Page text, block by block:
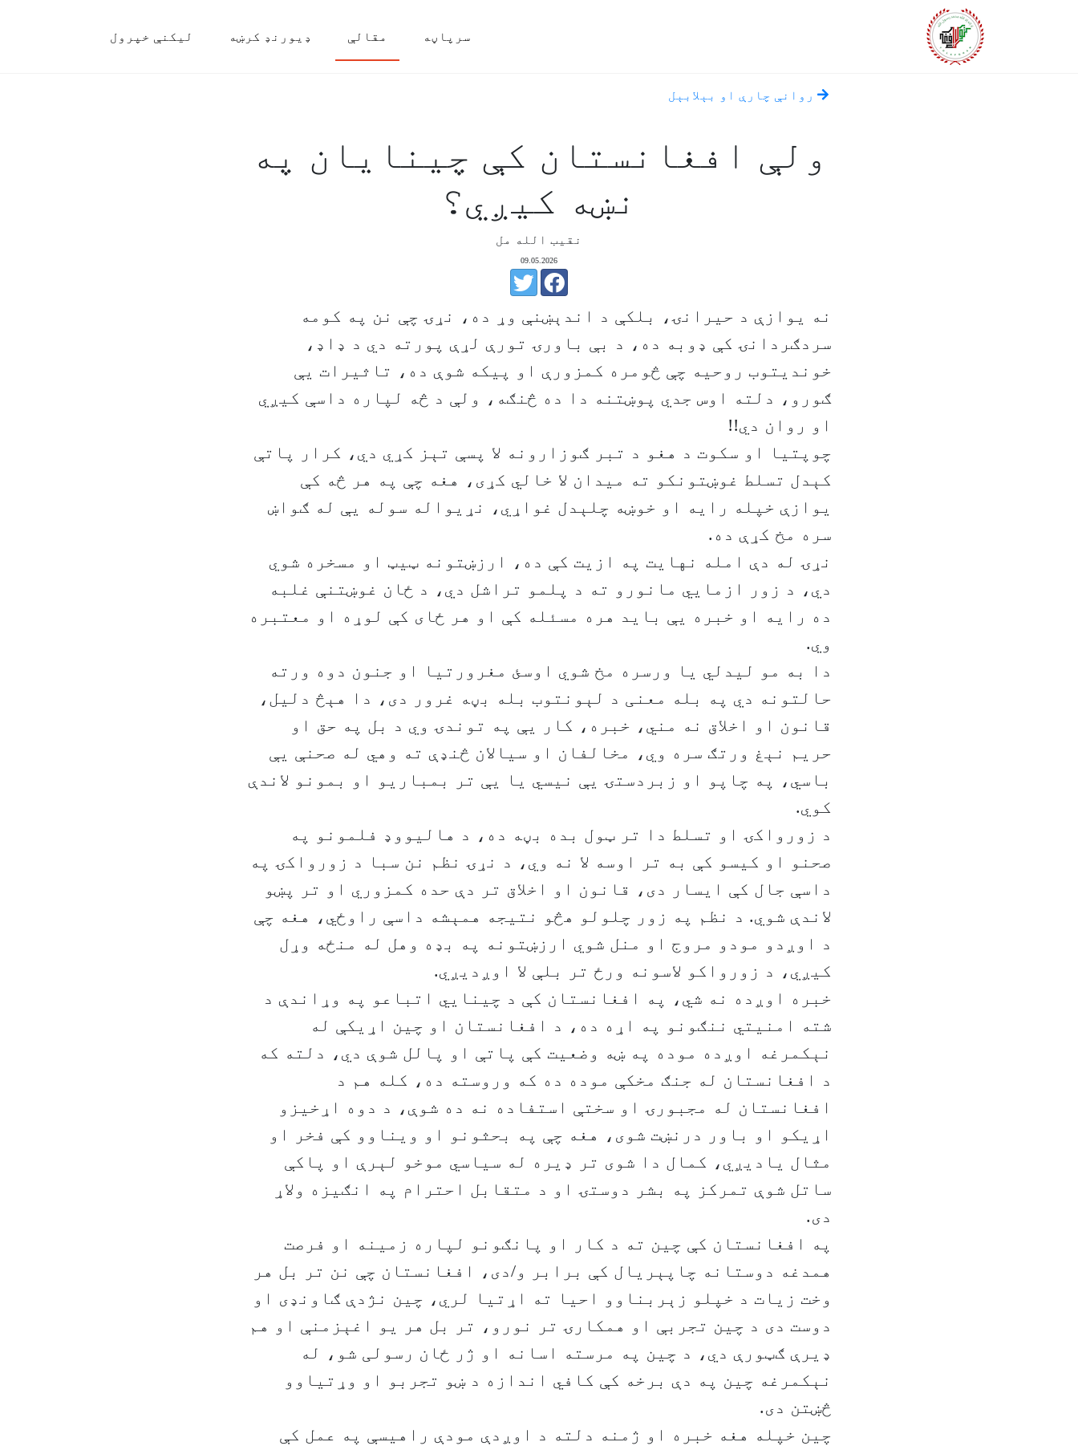
سرپاڼه مقالې ډیورنډ کرښه لیکنې خپرول
روانې چارې او بېلابېل
ولې افغانستان کې چينايان په
نښه کيږي؟
نقيب الله مل
09.05.2026
نه يوازې د حيرانۍ، بلکې د اندېښنې وړ ده، نړۍ چې نن په کومه
سردګردانۍ کې ډوبه ده، د بې باورۍ تورې لړې پورته دي د ډاډ،
خونديتوب روحيه چې څومره کمزورې او پيکه شوې ده، تاثيرات يې
ګورو، دلته اوس جدي پوښتنه دا ده څنګه، ولې د څه لپاره داسې کيږي
او روان دي!!
چوپتيا او سکوت د هغو د تبر ګوزارونه لا پسې تېز کړي دي، کرار پاتې
کېدل تسلط غوښتونکو ته ميدان لا خالي کړی، هغه چې په هر څه کې
يوازې خپله رايه او خوښه چلېدل غواړي، نړيواله سوله يې له ګواښ
سره مخ کړې ده.
نړۍ له دې امله نهايت په ازيت کې ده، ارزښتونه ټيټ او مسخره شوي
دي، د زور ازمايي مانورو ته د پلمو تراشل دي، د ځان غوښتنې غلبه
ده رايه او خبره يې بايد هره مسئله کې او هر ځای کې لوړه او معتبره
وي.
دا به مو ليدلي يا ورسره مخ شوي اوسئ مغرورتيا او جنون دوه ورته
حالتونه دي په بله معنی د لېونتوب بله بڼه غرور دی، دا هېڅ دليل،
قانون او اخلاق نه مني، خبره، کار يې په توندۍ وي د بل په حق او
حريم نېغ ورتګ سره وي، مخالفان او سيالان څنډې ته وهي له صحنې يې
باسي، په چاپو او زبردستۍ يې نيسي يا يې تر بمباريو او بمونو لاندې
کوي.
د زورواکۍ او تسلط دا تر ټول بده بڼه ده، د هاليووډ فلمونو په
صحنو او کيسو کې به تر اوسه لا نه وي، د نړۍ نظم نن سبا د زورواکۍ په
داسې جال کې ايسار دی، قانون او اخلاق تر دې حده کمزوري او تر پښو
لاندې شوي. د نظم په زور چلولو هڅو نتيجه همېشه داسې راوځي، هغه چې
د اوږدو مودو مروج او منل شوي ارزښتونه په بډه وهل له منځه وړل
کيږي، د زورواکو لاسونه ورځ تر بلې لا اوږديږي.
خبره اوږده نه شي، په افغانستان کې د چينايي اتباعو په وړاندې د
شته امنيتي ننګونو په اړه ده، د افغانستان او چين اړيکې له
نېکمرغه اوږده موده په ښه وضعيت کې پاتې او پالل شوې دي، دلته که
د افغانستان له جنګ مخکې موده ده که وروسته ده، کله هم د
افغانستان له مجبورۍ او سختې استفاده نه ده شوې، د دوه اړخيزو
اړيکو او باور درنښت شوی، هغه چې په بحثونو او ويناوو کې فخر او
مثال ياديږي، کمال دا شوی تر ډيره له سياسي موخو لېرې او پاکې
ساتل شوې تمرکز په بشر دوستۍ او د متقابل احترام په انګيزه ولاړ
دی.
په افغانستان کې چين ته د کار او پانګونو لپاره زمينه او فرصت
همدغه دوستانه چاپېريال کې برابر و/دی، افغانستان چې نن تر بل هر
وخت زيات د خپلو زېربناوو احيا ته اړتيا لري، چين نژدې ګاونډی او
دوست دی د چين تجربې او همکارۍ تر نورو، تر بل هر يو اغېزمنې او هم
ډيرې ګټورې دي، د چين په مرسته اسانه او ژر ځان رسولی شو، له
نېکمرغه چين په دې برخه کې کافي اندازه د ښو تجربو او وړتياوو
څښتن دی.
چين خپله هغه خبره او ژمنه دلته د اوږدې مودې راهيسې په عمل کې